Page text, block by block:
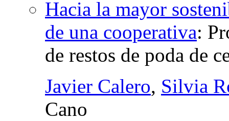
Hacia la mayor
de una cooperativa:
de restos de poda de
Javier Calero, Silvia
Cano